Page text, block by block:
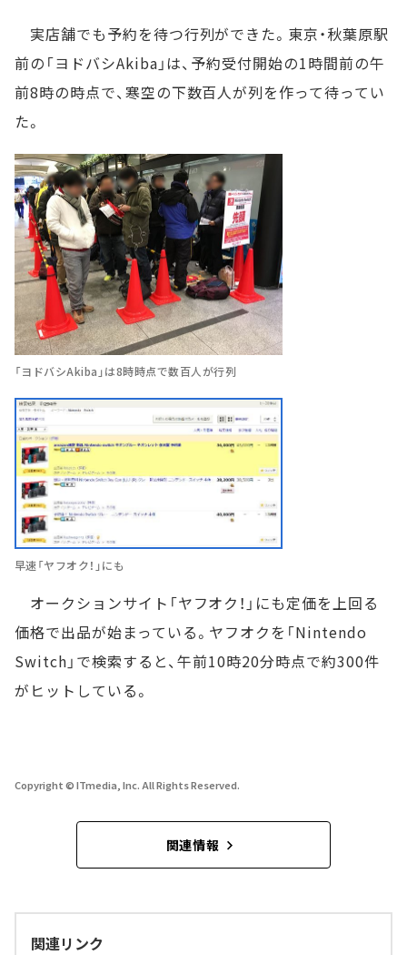
実店舗でも予約を待つ行列ができた。東京・秋葉原駅
前の「ヨドバシAkiba」は、予約受付開始の1時間前の午
前8時の時点で、寒空の下数百人が列を作って待ってい
た。
「ヨドバシAkiba」は8時時点で数百人が行列
早速「ヤフオク！」にも
オークションサイト「ヤフオク！」にも定価を上回る
価格で出品が始まっている。ヤフオクを「Nintendo
Switch」で検索すると、午前10時20分時点で約300件
がヒットしている。
Copyright © ITmedia, Inc. All Rights Reserved.
関連情報
関連リンク